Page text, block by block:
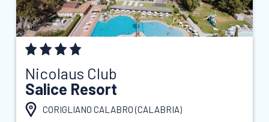
Nicolaus Club
Salice Resort
CORIGLIANO CALABRO (CALABRIA)